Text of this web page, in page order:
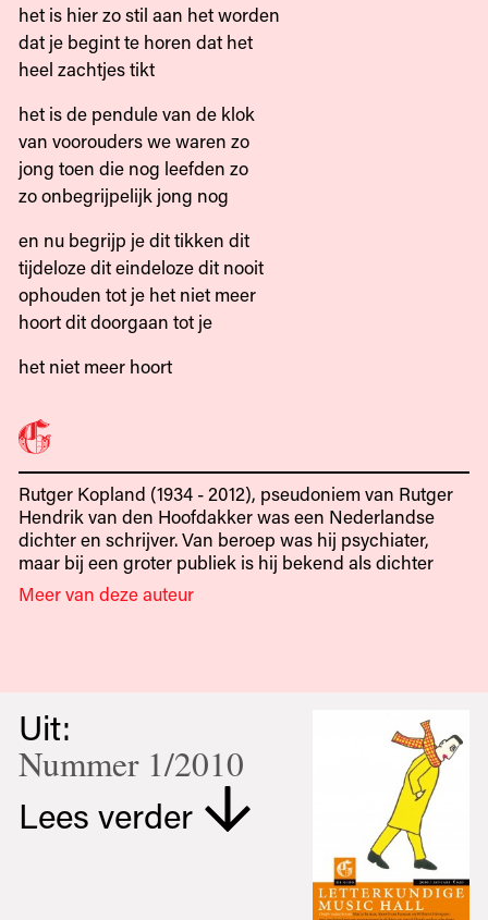
het is hier zo stil aan het worden
dat je begint te horen dat het
heel zachtjes tikt
het is de pendule van de klok
van voorouders we waren zo
jong toen die nog leefden zo
zo onbegrijpelijk jong nog
en nu begrijp je dit tikken dit
tijdeloze dit eindeloze dit nooit
ophouden tot je het niet meer
hoort dit doorgaan tot je
het niet meer hoort
Rutger Kopland (1934 - 2012), pseudoniem van Rutger
Hendrik van den Hoofdakker was een Nederlandse
dichter en schrijver. Van beroep was hij psychiater,
maar bij een groter publiek is hij bekend als dichter
Meer van deze auteur
Uit:
Nummer 1/2010
Lees verder